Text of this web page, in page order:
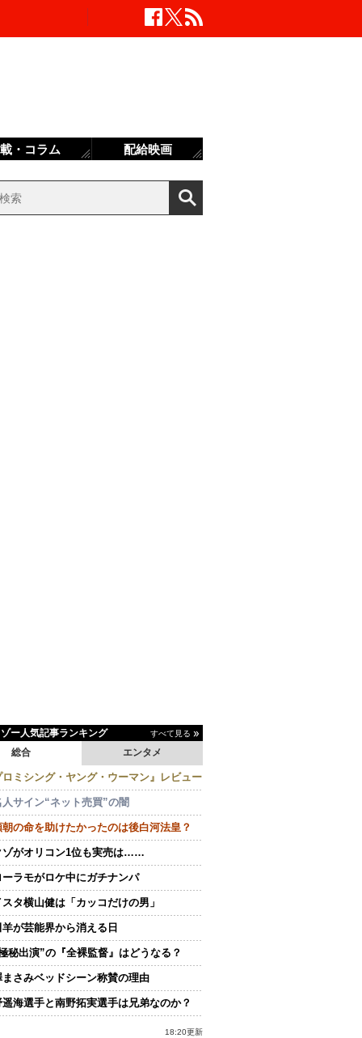
ー人気記事ランキング すべて見る
エンタメ
総合
ロミシング・ヤング・ウーマン』レビュー
人サイン“ネット売買”の闇
朝の命を助けたかったのは後白河法皇？
ゾがオリコン1位も実売は……
ーラモがロケ中にガチナンパ
タ横山健は「カッコだけの男」
が芸能界から消える日
秘出演”の『全裸監督』はどうなる？
まさみベッドシーン称賛の理由
遥海選手と南野拓実選手は兄弟なのか？
18:20更新
・コラム 配給映画